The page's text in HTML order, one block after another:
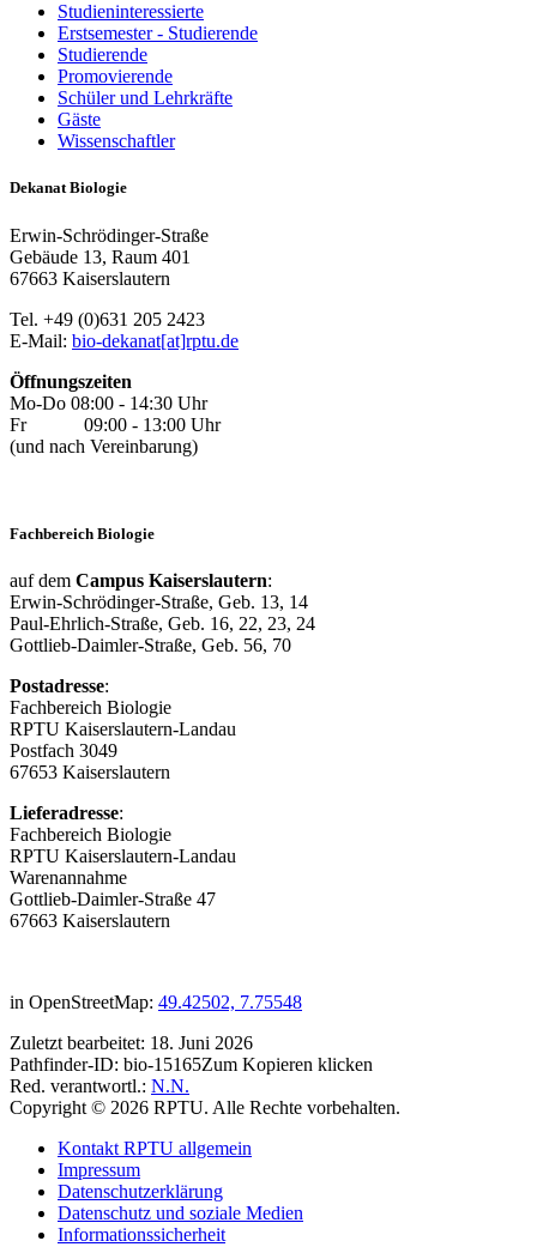
Studieninteressierte
Erstsemester - Studierende
Studierende
Promovierende
Schüler und Lehrkräfte
Gäste
Wissenschaftler
Dekanat Biologie
Erwin-Schrödinger-Straße
Gebäude 13, Raum 401
67663 Kaiserslautern
Tel. +49 (0)631 205 2423
E-Mail: bio-dekanat[at]rptu.de
Öffnungszeiten
Mo-Do 08:00 - 14:30 Uhr
Fr 09:00 - 13:00 Uhr
(und nach Vereinbarung)
Fachbereich Biologie
auf dem Campus Kaiserslautern:
Erwin-Schrödinger-Straße, Geb. 13, 14
Paul-Ehrlich-Straße, Geb. 16, 22, 23, 24
Gottlieb-Daimler-Straße, Geb. 56, 70
Postadresse:
Fachbereich Biologie
RPTU Kaiserslautern-Landau
Postfach 3049
67653 Kaiserslautern
Lieferadresse:
Fachbereich Biologie
RPTU Kaiserslautern-Landau
Warenannahme
Gottlieb-Daimler-Straße 47
67663 Kaiserslautern
in OpenStreetMap: 49.42502, 7.75548
Zuletzt bearbeitet: 18. Juni 2026
Pathfinder-ID: bio-15165Zum Kopieren klicken
Red. verantwortl.: N.N.
Copyright © 2026 RPTU. Alle Rechte vorbehalten.
Kontakt RPTU allgemein
Impressum
Datenschutzerklärung
Datenschutz und soziale Medien
Informationssicherheit